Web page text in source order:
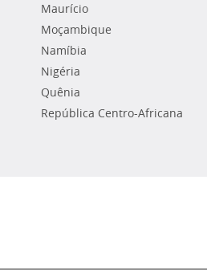
Maurício
Moçambique
Namíbia
Nigéria
Quênia
República Centro-Africana